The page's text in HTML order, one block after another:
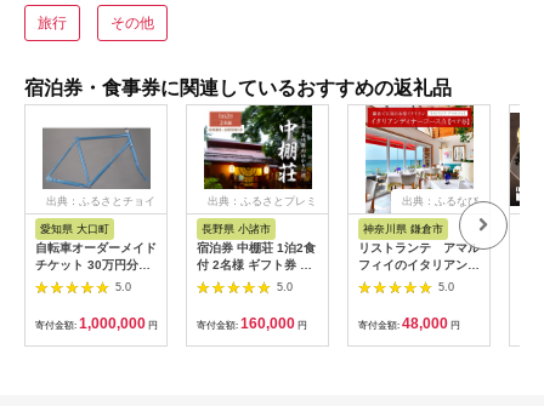
旅行 その他
宿泊券・食事券に関連しているおすすめの返礼品
出典：ふるさとチョイ
愛知県 大口町
自転車オーダーメイド
チケット 30万円分
【1360365】
5.0
寄付金額: 1,000,000 円
出典：ふるさとプレミ
長野県 小諸市
宿泊券 中棚荘 1泊2食
付 2名様 ギフト券 チ
ケット 券 宿泊 旅行
5.0
寄付金額: 160,000 円
出典：ふるなび
神奈川県 鎌倉市
リストランテ アマル
フィイのイタリアンデ
ィナーコースA ペア
5.0
寄付金額: 48,000 円